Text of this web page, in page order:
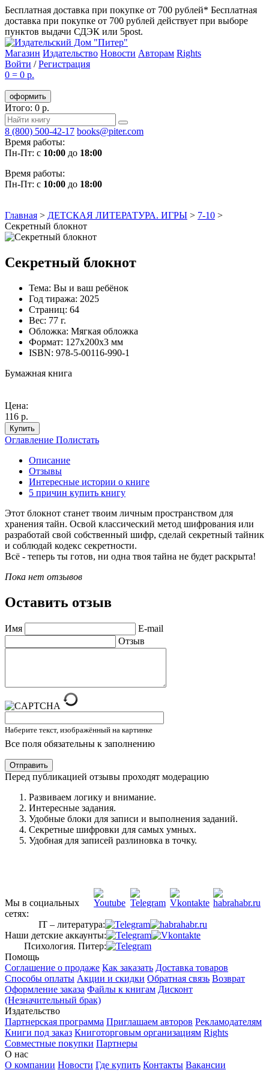
Бесплатная доставка при покупке от 700 рублей* Бесплатная
доставка при покупке от 700 рублей действует при выборе
пунктов выдачи СДЭК или 5post.
Магазин Издательство Новости Авторам Rights
Войти /Регистрация
0 = 0 р.
оформить
Итого: 0 р.
8 (800) 500-42-17 books@piter.com
Время работы:
Пн-Пт: с 10:00 до 18:00
Время работы:
Пн-Пт: с 10:00 до 18:00
Главная > ДЕТСКАЯ ЛИТЕРАТУРА. ИГРЫ > 7-10 >
Секретный блокнот
Секретный блокнот
Тема: Вы и ваш ребёнок
Год тиража: 2025
Страниц: 64
Вес: 77 г.
Обложка: Мягкая обложка
Формат: 127х200х3 мм
ISBN: 978-5-00116-990-1
Бумажная книга
Цена:
116 р.
Купить
Оглавление Полистать
Описание
Отзывы
Интересные истории о книге
5 причин купить книгу
Этот блокнот станет твоим личным пространством для
хранения тайн. Освой классический метод шифрования или
разработай свой собственный шифр, сделай секретный тайник
и соблюдай кодекс секретности.
Всё - теперь ты готов, ни одна твоя тайна не будет раскрыта!
Пока нет отзывов
Оставить отзыв
Имя
E-mail
Отзыв
Наберите текст, изображённый на картинке
Все поля обязательны к заполнению
Отправить
Перед публикацией отзывы проходят модерацию
Развиваем логику и внимание.
Интересные задания.
Удобные блоки для записи и выполнения заданий.
Секретные шифровки для самых умных.
Удобная для записей разлиновка в точку.
Мы в социальных
сетях:
IT – литература:
Наши детские аккаунты:
Психология. Питер:
Помощь
Соглашение о продаже Как заказать Доставка товаров
Способы оплаты Акции и скидки Обратная связь Возврат
Оформление заказа Файлы к книгам Дисконт
(Незначительный брак)
Издательство
Партнерская программа Приглашаем авторов Рекламодателям
Книги под заказ Книготорговым организациям Rights
Совместные покупки Партнеры
О нас
О компании Новости Где купить Контакты Вакансии